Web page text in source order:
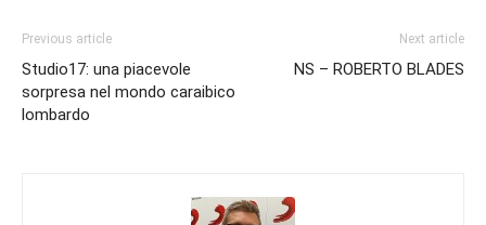
Previous article
Studio17: una piacevole
sorpresa nel mondo caraibico
lombardo
Next article
NS – ROBERTO BLADES